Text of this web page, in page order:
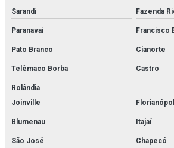
Instalação de trocador de calor
Instalação de trocadores de calor em rio de
Isolamento térmico tubulação
Isolamento térmico tubulação água quente
Isolamento térmico em tubulações e
Sarandi Fazenda
Paranavaí Francisco
Pato Branco Cianorte
Telêmaco Borba Castro
Rolândia
Joinville
Blumenau Itajaí
São José Chapecó